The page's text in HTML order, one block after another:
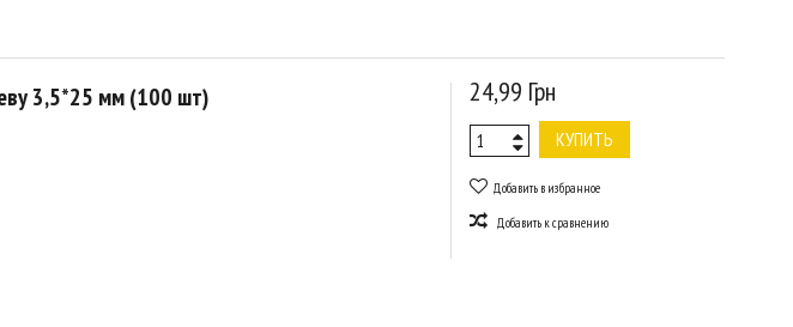
3,5*25 мм (100 шт) 24,99 Грн
КУПИТЬ
Добавить в избранное
Добавить к сравнению